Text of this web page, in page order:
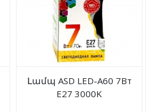
Լամպ ASD LED-А60 7Вт
E27 3000K